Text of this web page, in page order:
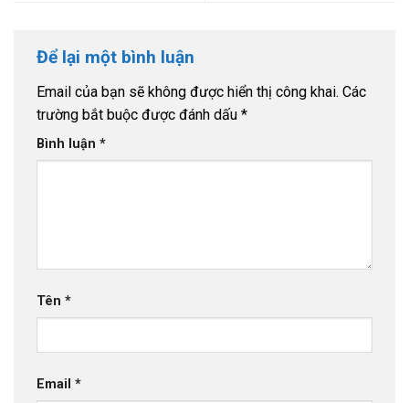
Để lại một bình luận
Email của bạn sẽ không được hiển thị công khai. Các
trường bắt buộc được đánh dấu *
Bình luận *
Tên *
Email *